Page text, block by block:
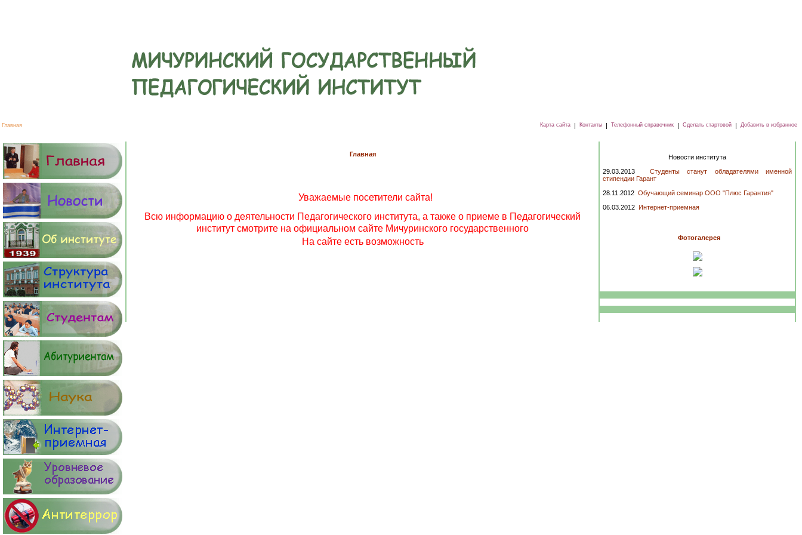
Главная Карта сайта | Контакты | Телефонный справочник | Сделать стартовой | Добавить в избранное
Главная
Уважаемые посетители сайта!
Всю информацию о деятельности Педагогического института, а также о приеме в Педагогический
институт смотрите на официальном сайте Мичуринского государственного
На сайте есть возможность
Новости института
29.03.2013
Студенты станут обладателями именной
стипендии Гарант
28.11.2012 Обучающий семинар ООО "Плюс Гарантия"
06.03.2012 Интернет-приемная
Фотогалерея